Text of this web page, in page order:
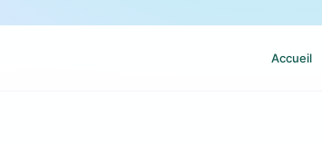
Accueil